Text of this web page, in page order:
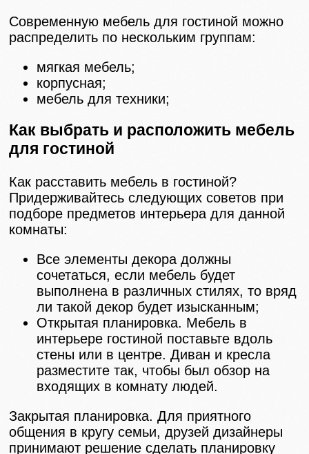
Современную мебель для гостиной можно
распределить по нескольким группам:
мягкая мебель;
корпусная;
мебель для техники;
Как выбрать и расположить мебель
для гостиной
Как расставить мебель в гостиной?
Придерживайтесь следующих советов при
подборе предметов интерьера для данной
комнаты:
Все элементы декора должны
сочетаться, если мебель будет
выполнена в различных стилях, то вряд
ли такой декор будет изысканным;
Открытая планировка. Мебель в
интерьере гостиной поставьте вдоль
стены или в центре. Диван и кресла
разместите так, чтобы был обзор на
входящих в комнату людей.
Закрытая планировка. Для приятного
общения в кругу семьи, друзей дизайнеры
принимают решение сделать планировку